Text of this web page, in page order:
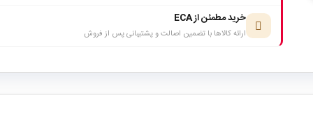
خرید مطمئن از ECA
ارائه کالاها با تضمین اصالت و پشتیبانی پس از فروش